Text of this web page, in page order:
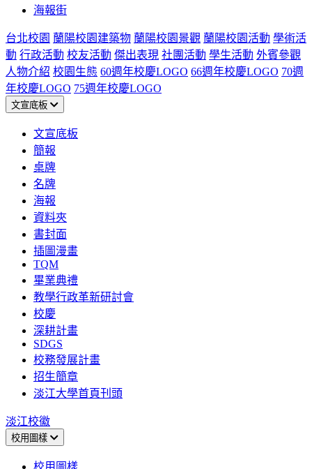
海報街
台北校園 蘭陽校園建築物 蘭陽校園景觀 蘭陽校園活動 學術活
動 行政活動 校友活動 傑出表現 社團活動 學生活動 外賓參觀
人物介紹 校園生態 60週年校慶LOGO 66週年校慶LOGO 70週
年校慶LOGO 75週年校慶LOGO
文宣底板
文宣底板
簡報
桌牌
名牌
海報
資料夾
書封面
插圖漫畫
TQM
畢業典禮
教學行政革新研討會
校慶
深耕計畫
SDGS
校務發展計畫
招生簡章
淡江大學首頁刊頭
淡江校徽
校用圖樣
校用圖樣